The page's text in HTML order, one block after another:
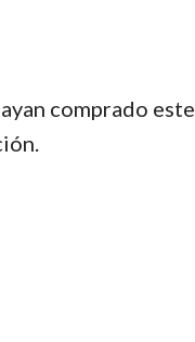
comprado este